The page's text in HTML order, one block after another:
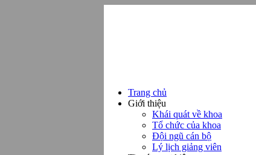
Trang chủ
Giới thiệu
Khái quát về khoa
Tổ chức của khoa
Đội ngũ cán bộ
Lý lịch giảng viên